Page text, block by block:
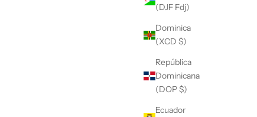
(DJF Fdj)
Dominica
(XCD $)
República
Dominicana
(DOP $)
Ecuador